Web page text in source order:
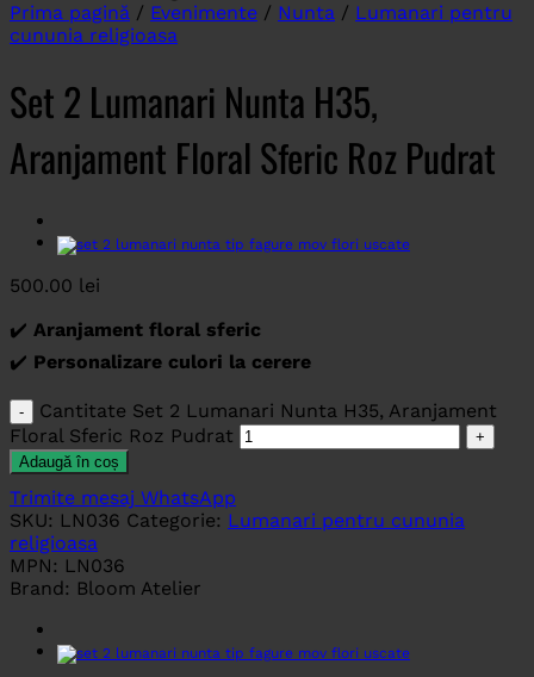
Prima pagină / Evenimente / Nunta / Lumanari pentru
cununia religioasa
Set 2 Lumanari Nunta H35,
Aranjament Floral Sferic Roz Pudrat
500.00 lei
✔️ Aranjament floral sferic
✔️ Personalizare culori la cerere
Cantitate Set 2 Lumanari Nunta H35, Aranjament
Floral Sferic Roz Pudrat
Adaugă în coș
Trimite mesaj WhatsApp
SKU: LN036 Categorie: Lumanari pentru cununia
religioasa
MPN: LN036
Brand: Bloom Atelier